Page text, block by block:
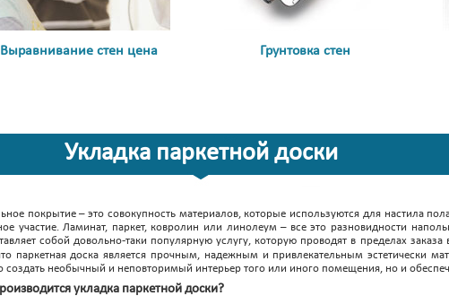
Выравнивание стен цена Грунтовка стен
Укладка паркетной доски
покрытие – это совокупность материалов, которые используются для настила
участие. Ламинат, паркет, ковролин или линолеум – все это разновидности
собой довольно-таки популярную услугу, которую проводят в пределах
паркетная доска является прочным, надежным и привлекательным эстетически
создать необычный и неповторимый интерьер того или иного помещения, но и
укладка паркетной доски?